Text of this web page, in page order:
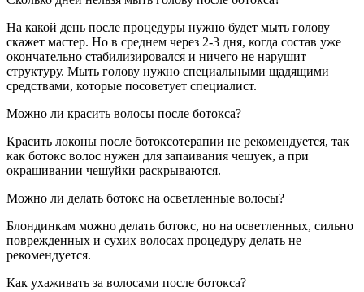
На какой день после процедуры нужно будет мыть голову
скажет мастер. Но в среднем через 2-3 дня, когда состав уже
окончательно стабилизировался и ничего не нарушит
структуру. Мыть голову нужно специальными щадящими
средствами, которые посоветует специалист.
Можно ли красить волосы после ботокса?
Красить локоны после ботоксотерапии не рекомендуется, так
как ботокс волос нужен для запаивания чешуек, а при
окрашивании чешуйки раскрываются.
Можно ли делать ботокс на осветленные волосы?
Блондинкам можно делать ботокс, но на осветленных, сильно
поврежденных и сухих волосах процедуру делать не
рекомендуется.
Как ухаживать за волосами после ботокса?